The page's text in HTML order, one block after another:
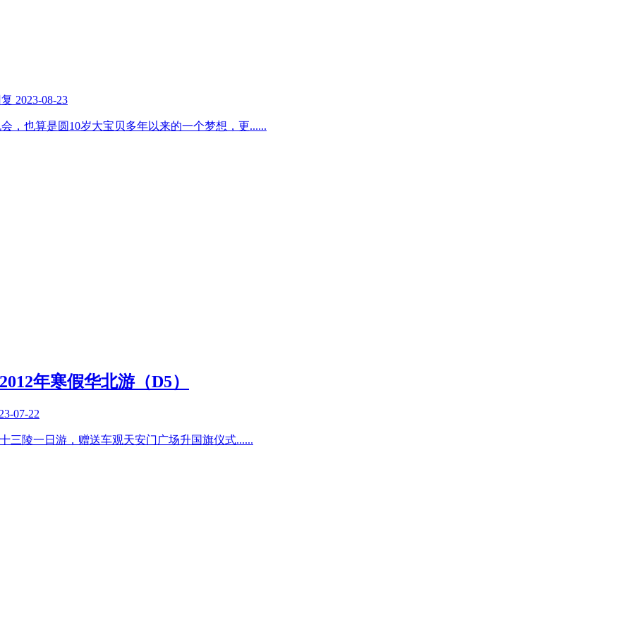
2023-08-23
，也算是圆10岁大宝贝多年以来的一个梦想，更......
年寒假华北游（D5）
07-22
三陵一日游，赠送车观天安门广场升国旗仪式......